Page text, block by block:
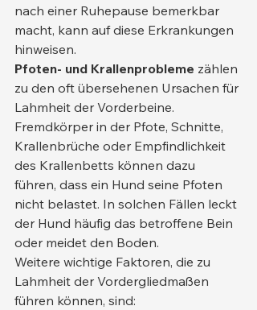
nach einer Ruhepause bemerkbar
macht, kann auf diese Erkrankungen
hinweisen.
Pfoten- und Krallenprobleme zählen
zu den oft übersehenen Ursachen für
Lahmheit der Vorderbeine.
Fremdkörper in der Pfote, Schnitte,
Krallenbrüche oder Empfindlichkeit
des Krallenbetts können dazu
führen, dass ein Hund seine Pfoten
nicht belastet. In solchen Fällen leckt
der Hund häufig das betroffene Bein
oder meidet den Boden.
Weitere wichtige Faktoren, die zu
Lahmheit der Vordergliedmaßen
führen können, sind: